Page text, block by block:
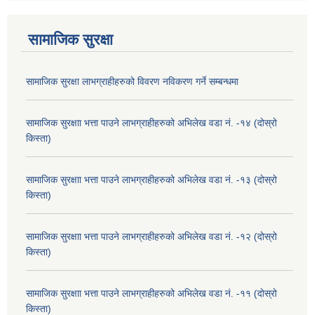
सामाजिक सुरक्षा
सामाजिक सुरक्षा लाभग्राहीहरुको विवरण नविकरण गर्ने सम्बन्धमा
सामाजिक सुरक्षाा भत्ता पाउने लाभग्राहीहरुको अभिलेख वडा नं. -१४ (दोस्रो
किस्ता)
सामाजिक सुरक्षाा भत्ता पाउने लाभग्राहीहरुको अभिलेख वडा नं. -१३ (दोस्रो
किस्ता)
सामाजिक सुरक्षाा भत्ता पाउने लाभग्राहीहरुको अभिलेख वडा नं. -१२ (दोस्रो
किस्ता)
सामाजिक सुरक्षाा भत्ता पाउने लाभग्राहीहरुको अभिलेख वडा नं. -११ (दोस्रो
किस्ता)